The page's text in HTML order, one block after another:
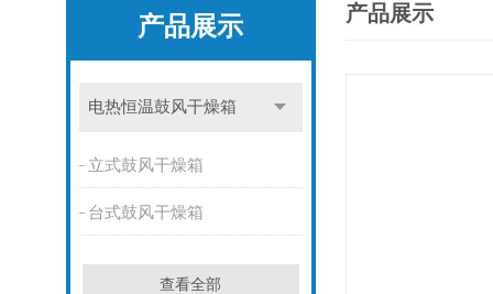
产品展示
电热恒温鼓风干燥箱
立式鼓风干燥箱
台式鼓风干燥箱
查看全部
产品展示